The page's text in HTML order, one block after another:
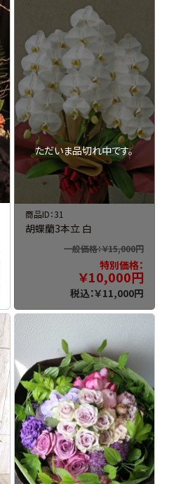
商品ID：31
胡蝶蘭3本立 白
一般価格：￥15,000円
特別価格：
￥10,000円
税込：￥11,000円
ただいま品切れ中です。